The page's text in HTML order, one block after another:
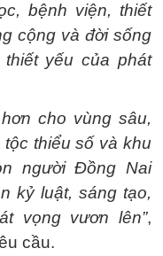
bệnh viện, thiết
cộng và đời sống
yếu của phát
cho vùng sâu,
thiểu số và khu
người Đồng Nai
kỷ luật, sáng tạo,
vọng vươn lên”,
cầu.